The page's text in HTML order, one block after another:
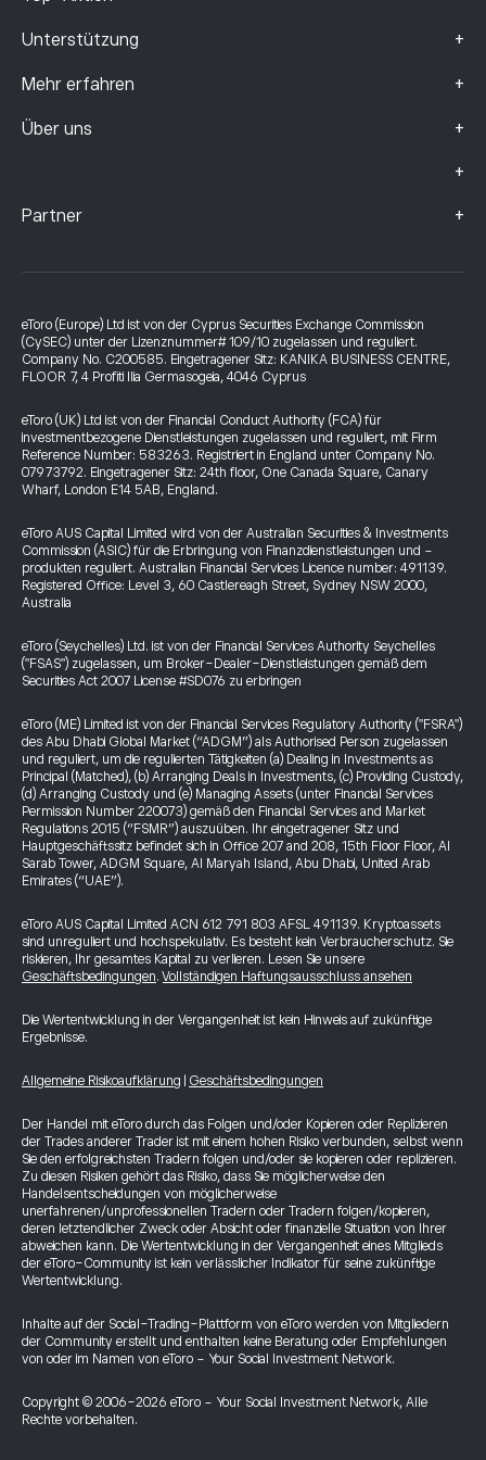
Unterstützung +
Mehr erfahren +
Über uns +
+
Partner +
eToro (Europe) Ltd ist von der Cyprus Securities Exchange Commission
(CySEC) unter der Lizenznummer# 109/10 zugelassen und reguliert.
Company No. C200585. Eingetragener Sitz: KANIKA BUSINESS CENTRE,
FLOOR 7, 4 Profiti Ilia Germasogeia, 4046 Cyprus
eToro (UK) Ltd ist von der Financial Conduct Authority (FCA) für
investmentbezogene Dienstleistungen zugelassen und reguliert, mit Firm
Reference Number: 583263. Registriert in England unter Company No.
07973792. Eingetragener Sitz: 24th floor, One Canada Square, Canary
Wharf, London E14 5AB, England.
eToro AUS Capital Limited wird von der Australian Securities & Investments
Commission (ASIC) für die Erbringung von Finanzdienstleistungen und -
produkten reguliert. Australian Financial Services Licence number: 491139.
Registered Office: Level 3, 60 Castlereagh Street, Sydney NSW 2000,
Australia
eToro (Seychelles) Ltd. ist von der Financial Services Authority Seychelles
("FSAS") zugelassen, um Broker-Dealer-Dienstleistungen gemäß dem
Securities Act 2007 License #SD076 zu erbringen
eToro (ME) Limited ist von der Financial Services Regulatory Authority ("FSRA")
des Abu Dhabi Global Market (“ADGM”) als Authorised Person zugelassen
und reguliert, um die regulierten Tätigkeiten (a) Dealing in Investments as
Principal (Matched), (b) Arranging Deals in Investments, (c) Providing Custody,
(d) Arranging Custody und (e) Managing Assets (unter Financial Services
Permission Number 220073) gemäß den Financial Services and Market
Regulations 2015 (“FSMR”) auszuüben. Ihr eingetragener Sitz und
Hauptgeschäftssitz befindet sich in Office 207 and 208, 15th Floor Floor, Al
Sarab Tower, ADGM Square, Al Maryah Island, Abu Dhabi, United Arab
Emirates (“UAE”).
eToro AUS Capital Limited ACN 612 791 803 AFSL 491139. Kryptoassets
sind unreguliert und hochspekulativ. Es besteht kein Verbraucherschutz. Sie
riskieren, Ihr gesamtes Kapital zu verlieren. Lesen Sie unsere
Geschäftsbedingungen.Vollständigen Haftungsausschluss ansehen
Die Wertentwicklung in der Vergangenheit ist kein Hinweis auf zukünftige
Ergebnisse.
Allgemeine Risikoaufklärung Geschäftsbedingungen
Der Handel mit eToro durch das Folgen und/oder Kopieren oder Replizieren
der Trades anderer Trader ist mit einem hohen Risiko verbunden, selbst wenn
Sie den erfolgreichsten Tradern folgen und/oder sie kopieren oder replizieren.
Zu diesen Risiken gehört das Risiko, dass Sie möglicherweise den
Handelsentscheidungen von möglicherweise
unerfahrenen/unprofessionellen Tradern oder Tradern folgen/kopieren,
deren letztendlicher Zweck oder Absicht oder finanzielle Situation von Ihrer
abweichen kann. Die Wertentwicklung in der Vergangenheit eines Mitglieds
der eToro-Community ist kein verlässlicher Indikator für seine zukünftige
Wertentwicklung.
Inhalte auf der Social-Trading-Plattform von eToro werden von Mitgliedern
der Community erstellt und enthalten keine Beratung oder Empfehlungen
von oder im Namen von eToro - Your Social Investment Network.
Copyright © 2006-2026 eToro - Your Social Investment Network, Alle
Rechte vorbehalten.